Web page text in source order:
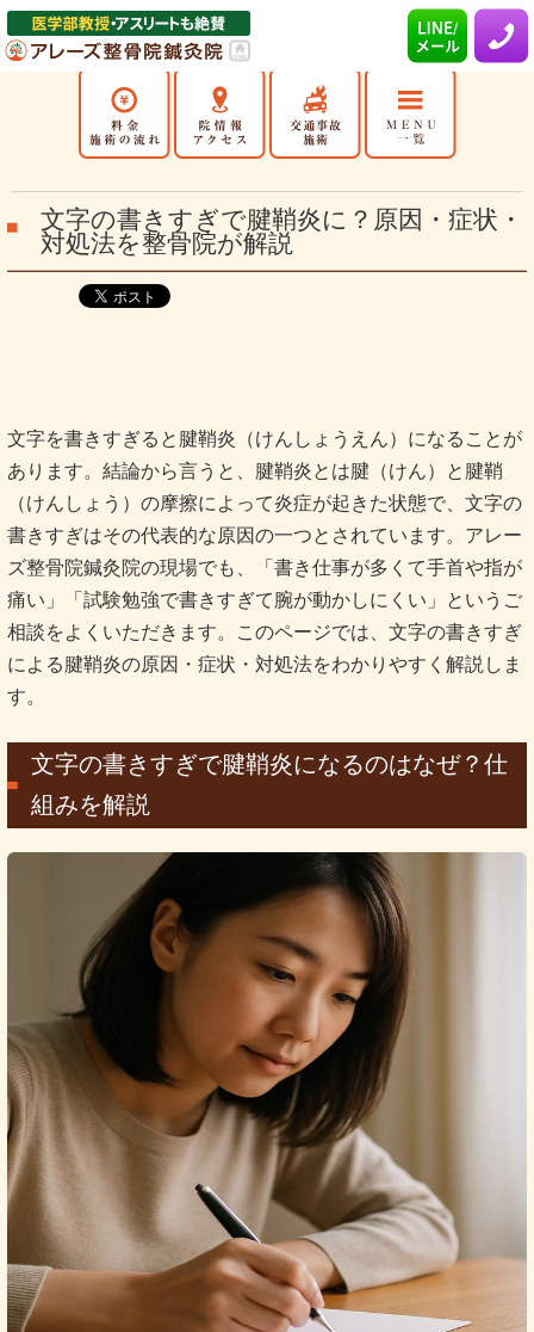
文字の書きすぎで腱鞘炎に？原因・症状・
対処法を整骨院が解説
文字を書きすぎると腱鞘炎（けんしょうえん）になることが
あります。結論から言うと、腱鞘炎とは腱（けん）と腱鞘
（けんしょう）の摩擦によって炎症が起きた状態で、文字の
書きすぎはその代表的な原因の一つとされています。アレー
ズ整骨院鍼灸院の現場でも、「書き仕事が多くて手首や指が
痛い」「試験勉強で書きすぎて腕が動かしにくい」というご
相談をよくいただきます。このページでは、文字の書きすぎ
による腱鞘炎の原因・症状・対処法をわかりやすく解説しま
す。
文字の書きすぎで腱鞘炎になるのはなぜ？仕
組みを解説